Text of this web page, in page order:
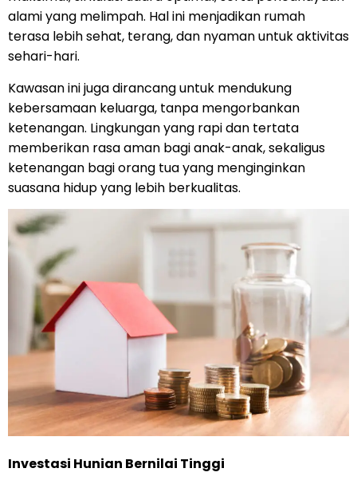
alami yang melimpah. Hal ini menjadikan rumah
terasa lebih sehat, terang, dan nyaman untuk aktivitas
sehari-hari.
Kawasan ini juga dirancang untuk mendukung
kebersamaan keluarga, tanpa mengorbankan
ketenangan. Lingkungan yang rapi dan tertata
memberikan rasa aman bagi anak-anak, sekaligus
ketenangan bagi orang tua yang menginginkan
suasana hidup yang lebih berkualitas.
Investasi Hunian Bernilai Tinggi